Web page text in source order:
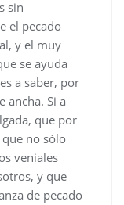
sin
el pecado
y el muy
se ayuda
a saber, por
ancha. Si a
que por
no sólo
veniales
y que
de pecado